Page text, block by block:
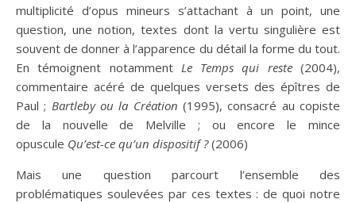
multiplicité d’opus mineurs s’attachant à un point, une
question, une notion, textes dont la vertu singulière est
souvent de donner à l’apparence du détail la forme du tout.
En témoignent notamment Le Temps qui reste(2004),
commentaire acéré de quelques versets des épîtres de
Paul ; Bartleby ou la Création (1995), consacré au copiste
de la nouvelle de Melville ; ou encore le mince
opuscule Qu’est-ce qu’un dispositif ?(2006)
Mais une question parcourt l’ensemble des
problématiques soulevées par ces textes : de quoi notre